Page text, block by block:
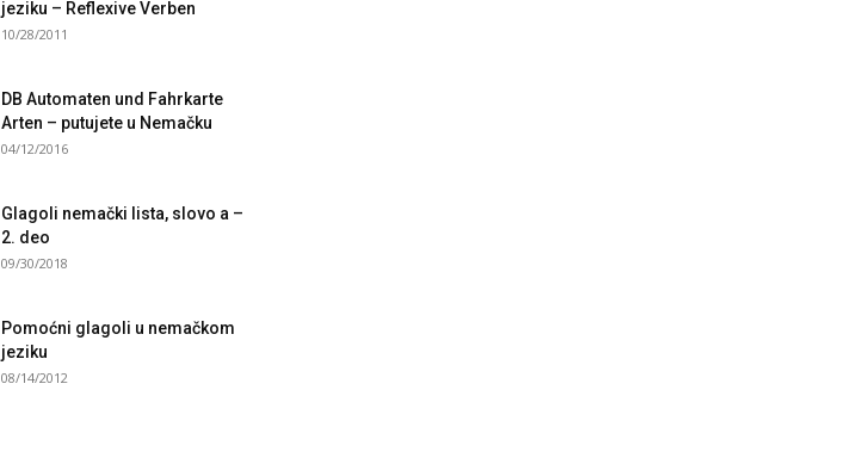
jeziku – Reflexive Verben
10/28/2011
DB Automaten und Fahrkarte
Arten – putujete u Nemačku
04/12/2016
Glagoli nemački lista, slovo a –
2. deo
09/30/2018
Pomoćni glagoli u nemačkom
jeziku
08/14/2012